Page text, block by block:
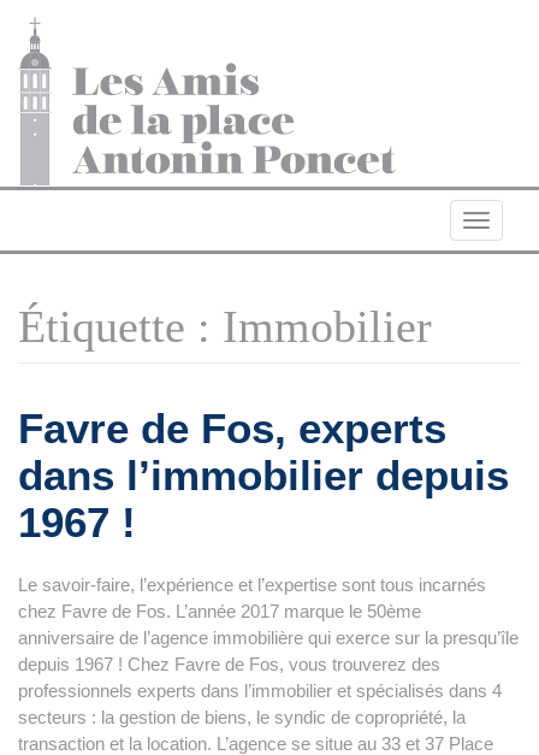
Étiquette : Immobilier
Favre de Fos, experts
dans l’immobilier depuis
1967 !
Le savoir-faire, l’expérience et l’expertise sont tous incarnés
chez Favre de Fos. L’année 2017 marque le 50ème
anniversaire de l’agence immobilière qui exerce sur la presqu’île
depuis 1967 ! Chez Favre de Fos, vous trouverez des
professionnels experts dans l’immobilier et spécialisés dans 4
secteurs : la gestion de biens, le syndic de copropriété, la
transaction et la location. L’agence se situe au 33 et 37 Place